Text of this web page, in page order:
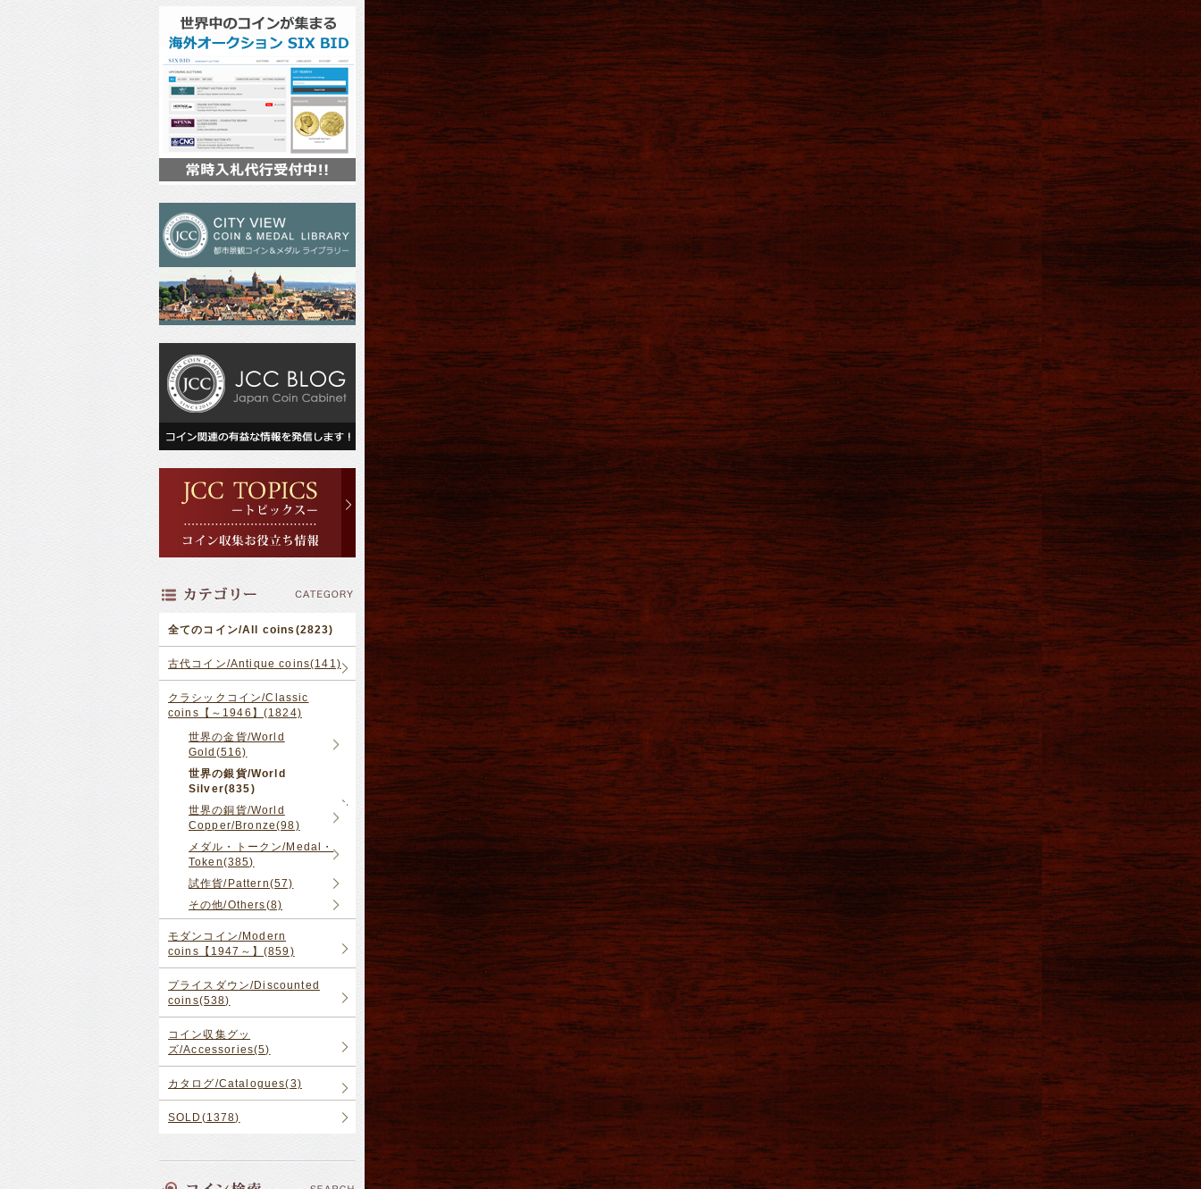
全てのコイン/All coins(2823)
古代コイン/Antique coins(141)
クラシックコイン/Classic
coins【～1946】(1824)
世界の金貨/World
Gold(516)
世界の銀貨/World
Silver(835)
世界の銅貨/World
Copper/Bronze(98)
メダル・トークン/Medal・
Token(385)
試作貨/Pattern(57)
その他/Others(8)
モダンコイン/Modern
coins【1947～】(859)
プライスダウン/Discounted
coins(538)
コイン収集グッ
ズ/Accessories(5)
カタログ/Catalogues(3)
SOLD(1378)